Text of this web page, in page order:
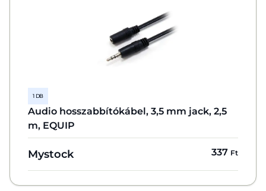
1 DB
Audio hosszabbítókábel, 3,5 mm jack, 2,5
m, EQUIP
Mystock 337 Ft